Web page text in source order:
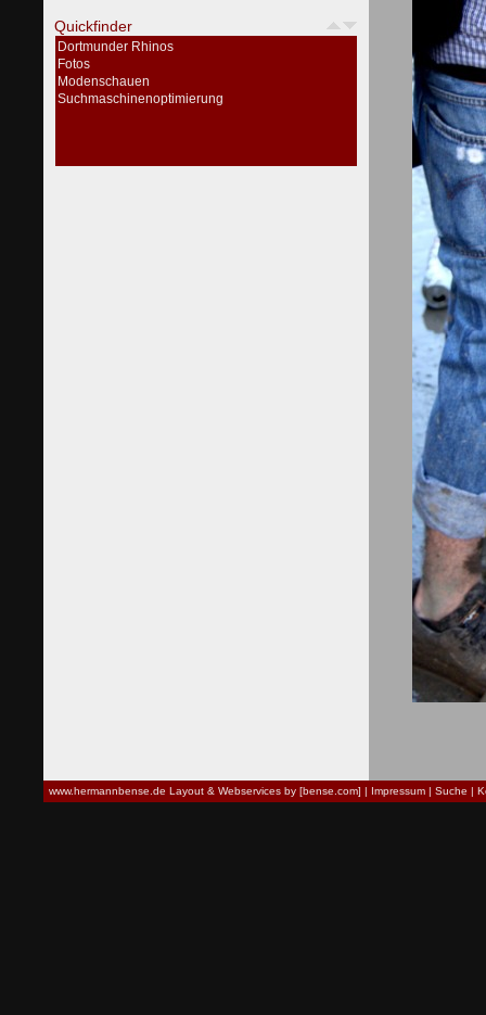
Quickfinder
Dortmunder Rhinos
Fotos
Modenschauen
Suchmaschinenoptimierung
www.hermannbense.de Layout & Webservices by [bense.com] | Impressum | Suche |